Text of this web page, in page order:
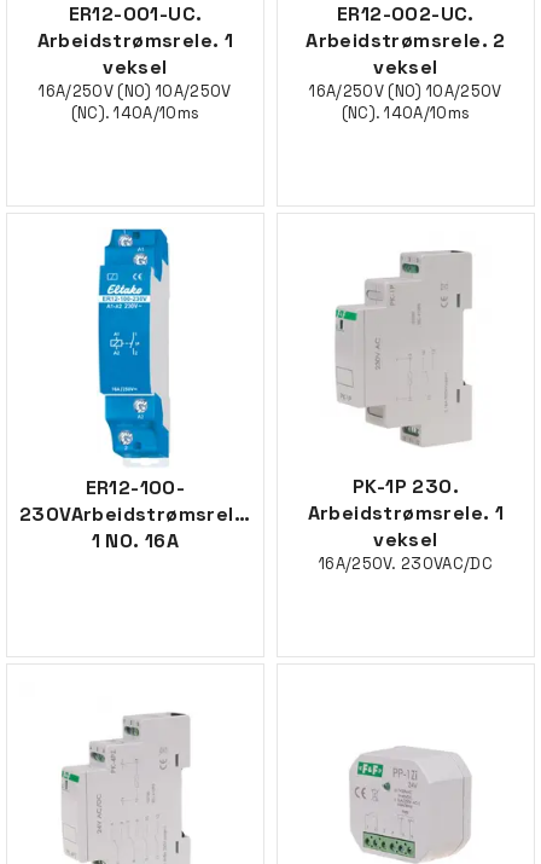
ER12-001-UC.
Arbeidstrømsrele. 1
veksel
16A/250V (NO) 10A/250V
(NC). 140A/10ms
ER12-002-UC.
Arbeidstrømsrele. 2
veksel
16A/250V (NO) 10A/250V
(NC). 140A/10ms
ER12-100-
230VArbeidstrømsrele,
1 NO. 16A
PK-1P 230.
Arbeidstrømsrele. 1
veksel
16A/250V. 230VAC/DC